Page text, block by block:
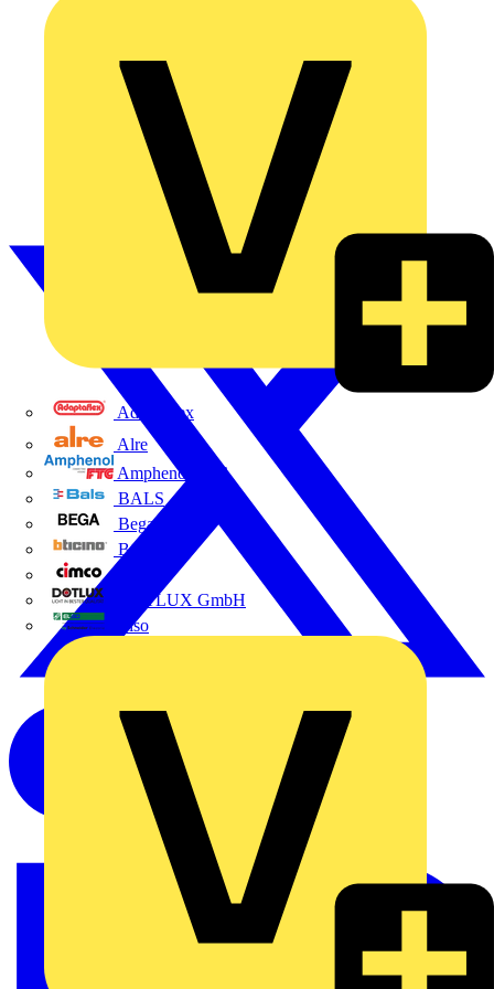
Adaptaflex
Alre
Amphenol FTG
BALS
Bega
Bticino
DOTLUX GmbH
Elso